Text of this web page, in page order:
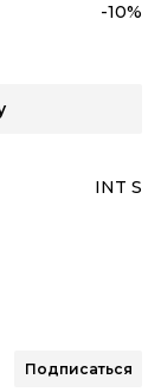
-10%
INT S
Подписаться